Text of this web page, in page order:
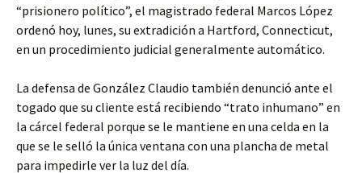
“prisionero político”, el magistrado federal Marcos López
ordenó hoy, lunes, su extradición a Hartford, Connecticut,
en un procedimiento judicial generalmente automático.
La defensa de González Claudio también denunció ante el
togado que su cliente está recibiendo “trato inhumano” en
la cárcel federal porque se le mantiene en una celda en la
que se le selló la única ventana con una plancha de metal
para impedirle ver la luz del día.